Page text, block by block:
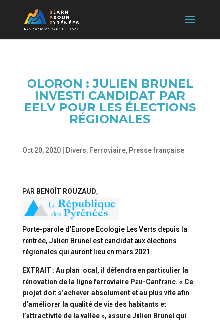
OLORON : JULIEN BRUNEL
INVESTI CANDIDAT PAR
EELV POUR LES ÉLECTIONS
RÉGIONALES
Oct 20, 2020| Divers, Ferroviaire, Presse française
PAR BENOÎT ROUZAUD,
Porte-parole d’Europe Ecologie Les Verts depuis la
rentrée, Julien Brunel est candidat aux élections
régionales qui auront lieu en mars 2021.
EXTRAIT : Au plan local, il défendra en particulier la
rénovation de la ligne ferroviaire Pau-Canfranc. « Ce
projet doit s’achever absolument et au plus vite afin
d’améliorer la qualité de vie des habitants et
l’attractivité de la vallée », assure Julien Brunel qui